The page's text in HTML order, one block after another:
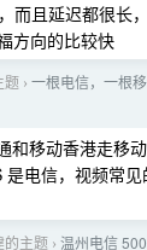
而且延迟都很长
方向的比较快
题 › 一根电信，一根
和移动香港走移
是电信，视频常
的主题 › 温州电信